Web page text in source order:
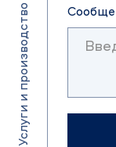
Услуги и производство